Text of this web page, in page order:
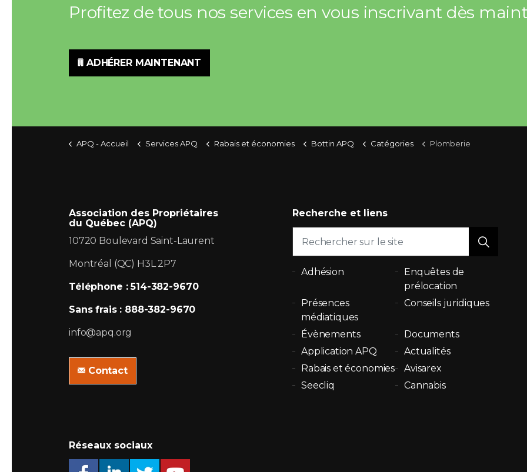
Profitez de tous nos services en vous inscrivant dès
ADHÉRER MAINTENANT
APQ - Accueil Services APQ Rabais et économies Bottin APQ Catégories Plomberie
Association des Propriétaires
du Québec (APQ)
10720 Boulevard Saint-Laurent
Montréal (QC) H3L 2P7
Téléphone : 514-382-9670
Sans frais : 888-382-9670
info@apq.org
Contact
Recherche et liens
Adhésion
Enquêtes de
prélocation
Présences
médiatiques
Conseils juridiques
Évènements
Documents
Application APQ
Actualités
Rabais et économies
Avisarex
Seecliq
Cannabis
Réseaux sociaux